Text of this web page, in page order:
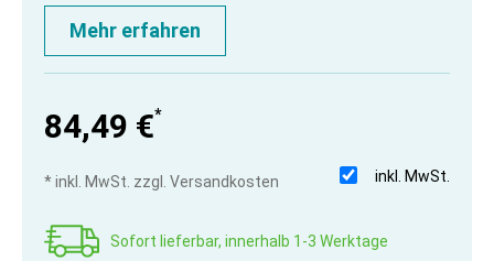
Mehr erfahren
84,49 €*
inkl. MwSt.
* inkl. MwSt. zzgl. Versandkosten
Sofort lieferbar, innerhalb 1-3 Werktage